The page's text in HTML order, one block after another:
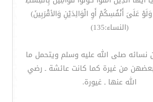
عَلَىَ أَنْفُسِكُمْ أَوِ الْوَالِدَيْنِ وَالأقْرَبِينَ)
(النساء:135)
نسائه صلى الله عليه وسلم ويتحمل ما
من غيرة كما كانت عائشة ـ رضي
الله عنها ـ غيورة.